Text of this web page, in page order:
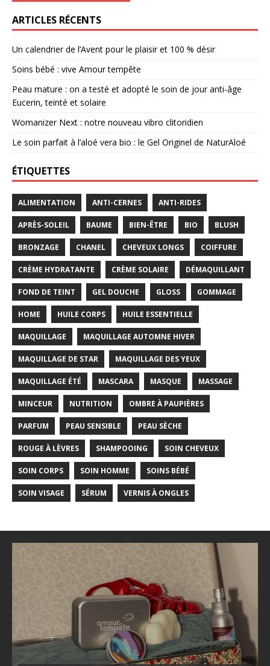
ARTICLES RÉCENTS
Un calendrier de l’Avent pour le plaisir et 100 % désir
Soins bébé : vive Amour tempête
Peau mature : on a testé et adopté le soin de jour anti-âge
Eucerin, teinté et solaire
Womanizer Next : notre nouveau vibro clitoridien
Le soin parfait à l’aloé vera bio : le Gel Originel de NaturAloé
ÉTIQUETTES
ALIMENTATION ANTI-CERNES ANTI-RIDES
APRÈS-SOLEIL BAUME BIEN-ÊTRE BIO BLUSH
BRONZAGE CHANEL CHEVEUX LONGS COIFFURE
CRÈME HYDRATANTE CRÈME SOLAIRE DÉMAQUILLANT
FOND DE TEINT GEL DOUCHE GLOSS GOMMAGE
HOME HUILE CORPS HUILE ESSENTIELLE
MAQUILLAGE MAQUILLAGE AUTOMNE HIVER
MAQUILLAGE DE STAR MAQUILLAGE DES YEUX
MAQUILLAGE ÉTÉ MASCARA MASQUE MASSAGE
MINCEUR NUTRITION OMBRE À PAUPIÈRES
PARFUM PEAU SENSIBLE PEAU SÈCHE
ROUGE À LÈVRES SHAMPOOING SOIN CHEVEUX
SOIN CORPS SOIN HOMME SOINS BÉBÉ
SOIN VISAGE SÉRUM VERNIS À ONGLES